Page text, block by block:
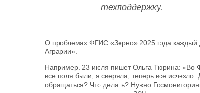
техподдержку.
О проблемах ФГИС «Зерно» 2025 года
Аграрии».
Например, 23 июля пишет Ольга Тюрина: «Во
все поля были, я сверяла, теперь все
обращаться? Что делать? Нужно